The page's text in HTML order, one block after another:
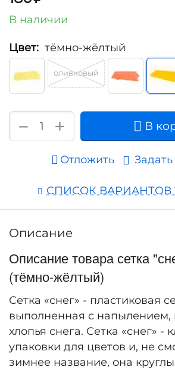
В наличии
Цвет: тёмно-жёлтый
оливковый
+
− В
Отложить
СПИСОК ВАРИАНТОВ
Описание
Описание товара сетка
(тёмно-жёлтый)
Сетка «снег» - пластиковая
выполненная с
хлопья снега. Сетка «снег» -
упаковки для цветов и, не
зимнее название, она